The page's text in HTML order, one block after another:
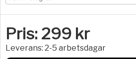
Pris: 299 kr
Leverans: 2-5 arbetsdagar